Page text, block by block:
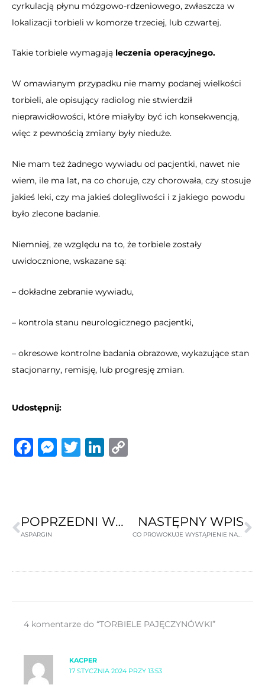
cyrkulacją płynu mózgowo-rdzeniowego, zwłaszcza w
lokalizacji torbieli w komorze trzeciej, lub czwartej.
Takie torbiele wymagają leczenia operacyjnego.
W omawianym przypadku nie mamy podanej wielkości
torbieli, ale opisujący radiolog nie stwierdził
nieprawidłowości, które miałyby być ich konsekwencją,
więc z pewnością zmiany były nieduże.
Nie mam też żadnego wywiadu od pacjentki, nawet nie
wiem, ile ma lat, na co choruje, czy chorowała, czy stosuje
jakieś leki, czy ma jakieś dolegliwości i z jakiego powodu
było zlecone badanie.
Niemniej, ze względu na to, że torbiele zostały
uwidocznione, wskazane są:
– dokładne zebranie wywiadu,
– kontrola stanu neurologicznego pacjentki,
– okresowe kontrolne badania obrazowe, wykazujące stan
stacjonarny, remisję, lub progresję zmian.
Udostępnij:
Facebook
Messenger
TwitterLinkedIn
POPRZEDNI WPIS
ASPARGIN
NASTĘPNY WPIS
CO PROWOKUJE WYSTĄPIENIE NAPADÓW PADACZKI? Przykłady pacjentów.
4 komentarze do “TORBIELE PAJĘCZYNÓWKI”
KACPER
17 STYCZNIA 2024 PRZY 13:53